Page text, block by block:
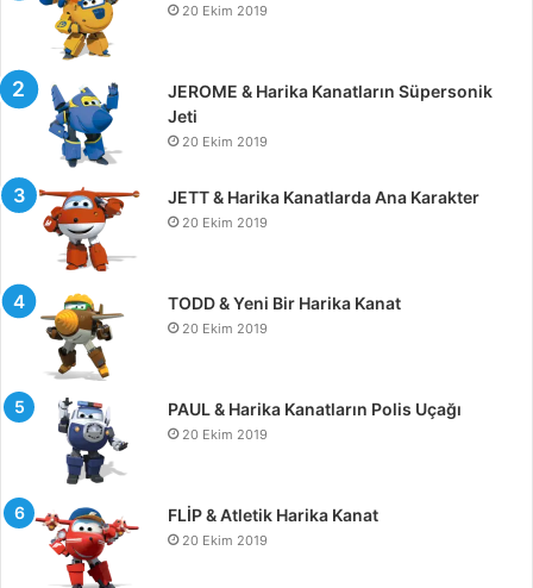
20 Ekim 2019
JEROME & Harika Kanatların Süpersonik
Jeti
20 Ekim 2019
JETT & Harika Kanatlarda Ana Karakter
20 Ekim 2019
TODD & Yeni Bir Harika Kanat
20 Ekim 2019
PAUL & Harika Kanatların Polis Uçağı
20 Ekim 2019
FLİP & Atletik Harika Kanat
20 Ekim 2019